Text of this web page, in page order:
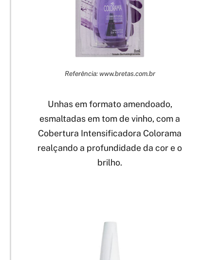
Referência: www.bretas.com.br
Unhas em formato amendoado,
esmaltadas em tom de vinho, com a
Cobertura Intensificadora Colorama
realçando a profundidade da cor e o
brilho.